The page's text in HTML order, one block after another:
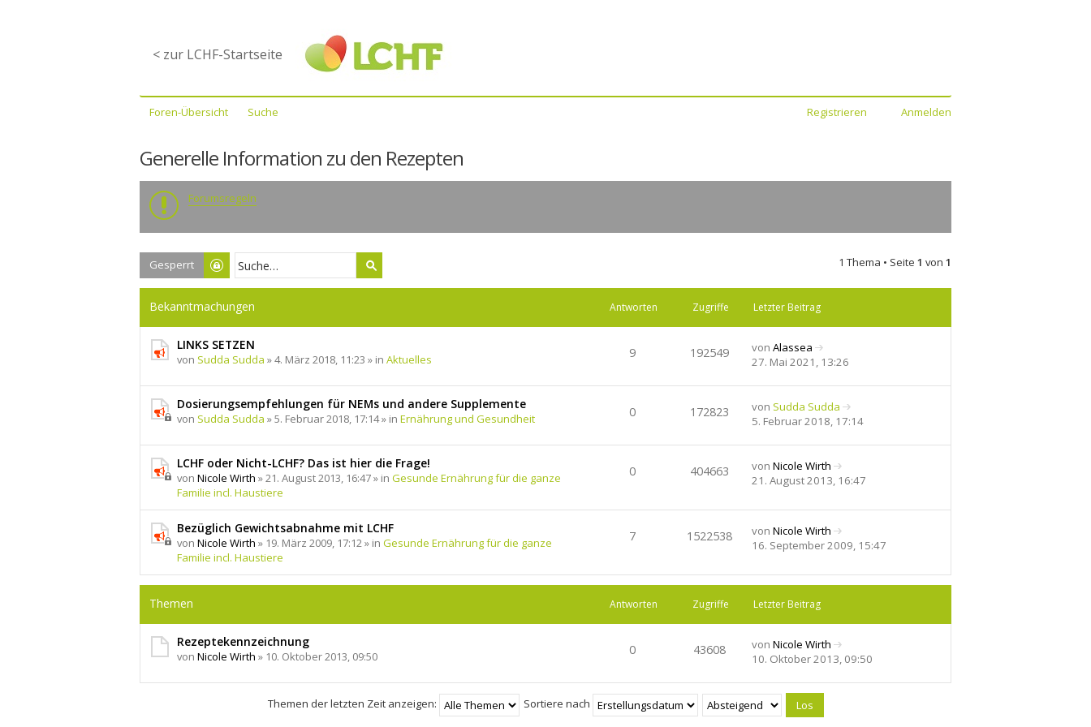
< zur LCHF-Startseite
Foren-Übersicht Suche Anmelden
Registrieren
Generelle Information zu den Rezepten
Forumsregeln
Gesperrt 1 Thema • Seite 1 von 1
Bekanntmachungen Antworten Zugriffe Letzter Beitrag
LINKS SETZEN
von Sudda Sudda » 4. März 2018, 11:23 » in Aktuelles 9 192549 von Alassea
N
u
e
s
e
r
B
r
a
27. Mai 2021, 13:26
Dosierungsempfehlungen für NEMs und andere Supplemente
von Sudda Sudda » 5. Februar 2018, 17:14 » in Ernährung und Gesundheit 0 172823 von Sudda Sudda
N
u
s
e
t
g
5. Februar 2018, 17:14
LCHF oder Nicht-LCHF? Das ist hier die Frage!
von Nicole Wirth » 21. August 2013, 16:47 » in Gesunde Ernährung für die ganze
Familie incl. Haustiere
0 404663 von Nicole Wirth
N
u
t
r
i
r
a
g
21. August 2013, 16:47
Bezüglich Gewichtsabnahme mit LCHF
von Nicole Wirth » 19. März 2009, 17:12 » in Gesunde Ernährung für die ganze
Familie incl. Haustiere
7 1522538 von Nicole Wirth
N
u
e
B
i
16. September 2009, 15:47
Themen Antworten Zugriffe Letzter Beitrag
Rezeptekennzeichnung
von Nicole Wirth » 10. Oktober 2013, 09:50 0 43608 von Nicole Wirth
N
u
10. Oktober 2013, 09:50
Themen der letzten Zeit anzeigen: Sortiere nach